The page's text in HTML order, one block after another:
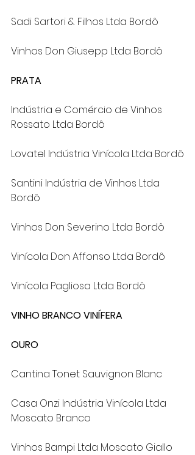
Sadi Sartori & Filhos Ltda Bordô
Vinhos Don Giusepp Ltda Bordô
PRATA
Indústria e Comércio de Vinhos
Rossato Ltda Bordô
Lovatel Indústria Vinícola Ltda Bordô
Santini Indústria de Vinhos Ltda
Bordô
Vinhos Don Severino Ltda Bordô
Vinícola Don Affonso Ltda Bordô
Vinícola Pagliosa Ltda Bordô
VINHO BRANCO VINÍFERA
OURO
Cantina Tonet Sauvignon Blanc
Casa Onzi Indústria Vinícola Ltda
Moscato Branco
Vinhos Bampi Ltda Moscato Giallo